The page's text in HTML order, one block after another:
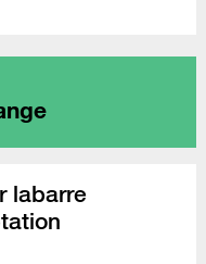
labarre